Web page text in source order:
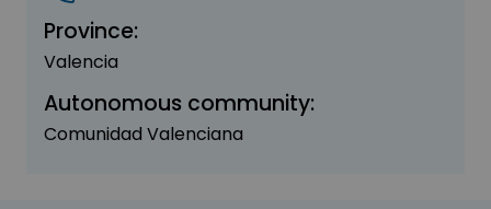
Province:
Valencia
Autonomous community:
Comunidad Valenciana